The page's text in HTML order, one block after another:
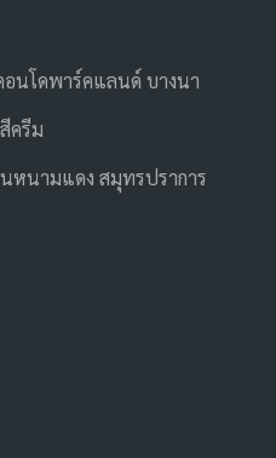
นโดพาร์คแลนด์ บางนา
ครีม
หนามแดง สมุทรปราการ